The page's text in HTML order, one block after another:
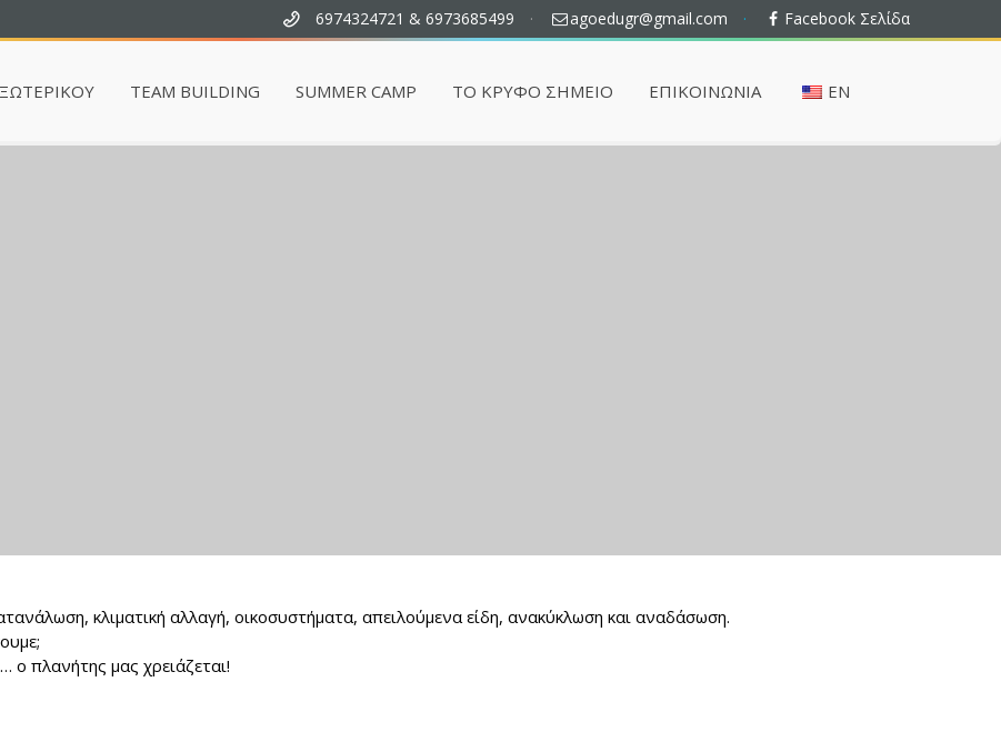
6974324721 & 6973685499 · agoedugr@gmail.com · Facebook Σελίδα
TEAM BUILDING SUMMER CAMP ΤΟ ΚΡΥΦΌ ΣΗΜΕΊΟ ΕΠΙΚΟΙΝΩΝΊΑ EN
κλιματική αλλαγή, οικοσυστήματα, απειλούμενα είδη, ανακύκλωση και αναδάσωση.
o πλανήτης μας χρειάζεται!